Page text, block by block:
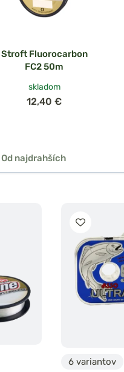
Stroft Fluorocarbon
FC2 50m
skladom
12,40 €
Od najdrahších
6 variantov